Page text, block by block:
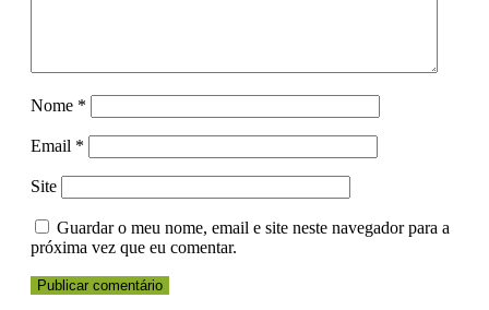
Nome *
Email *
Site
Guardar o meu nome, email e site neste navegador para a
próxima vez que eu comentar.